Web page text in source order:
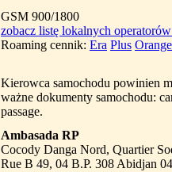
GSM 900/1800
zobacz listę lokalnych
Roaming cennik: Era Plus Orange
Kierowca samochodu powinien
ważne dokumenty samochodu:
passage.
Ambasada RP
Cocody Danga Nord, Quartier
Rue B 49, 04 B.P. 308 Abidjan